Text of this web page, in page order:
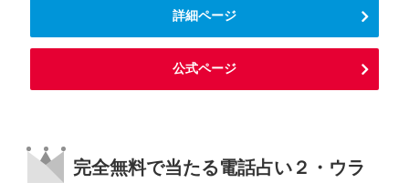
詳細ページ
公式ページ
完全無料で当たる電話占い２・ウラ